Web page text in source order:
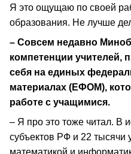
Я это ощущаю по своей
образования. Не лучше
– Совсем недавно
компетенции учителей,
себя на единых
материалах (ЕФОМ),
работе с учащимися.
– Я про это тоже читал. В
субъектов РФ и 22 тысячи
математикой и